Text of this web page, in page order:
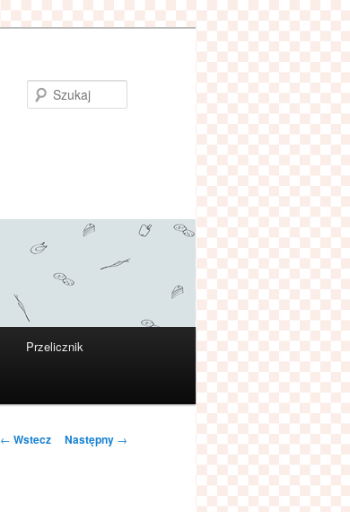
Przelicznik
Zobacz
← Wstecz Następny →